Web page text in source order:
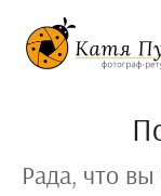
Рада, что вы